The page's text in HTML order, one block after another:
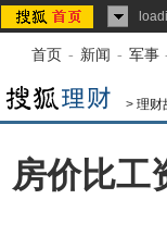
首页 - 新闻 - 军事
> 理财
房价比工